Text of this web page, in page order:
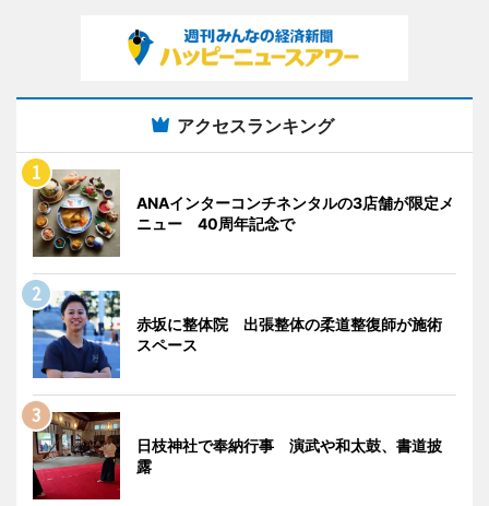
アクセスランキング
ANAインターコンチネンタルの3店舗が限定メ
ニュー 40周年記念で
赤坂に整体院 出張整体の柔道整復師が施術
スペース
日枝神社で奉納行事 演武や和太鼓、書道披
露